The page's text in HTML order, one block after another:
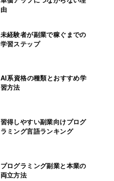
由
未経験者が副業で稼ぐまでの
学習ステップ
AI系資格の種類とおすすめ学
習方法
習得しやすい副業向けプログ
ラミング言語ランキング
プログラミング副業と本業の
両立方法